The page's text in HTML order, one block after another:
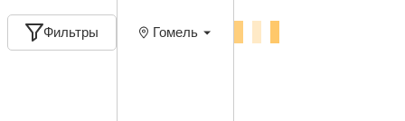
Фильтры Гомель